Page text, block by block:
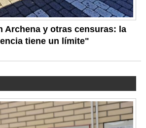
Archena y otras censuras: la
tiene un límite"